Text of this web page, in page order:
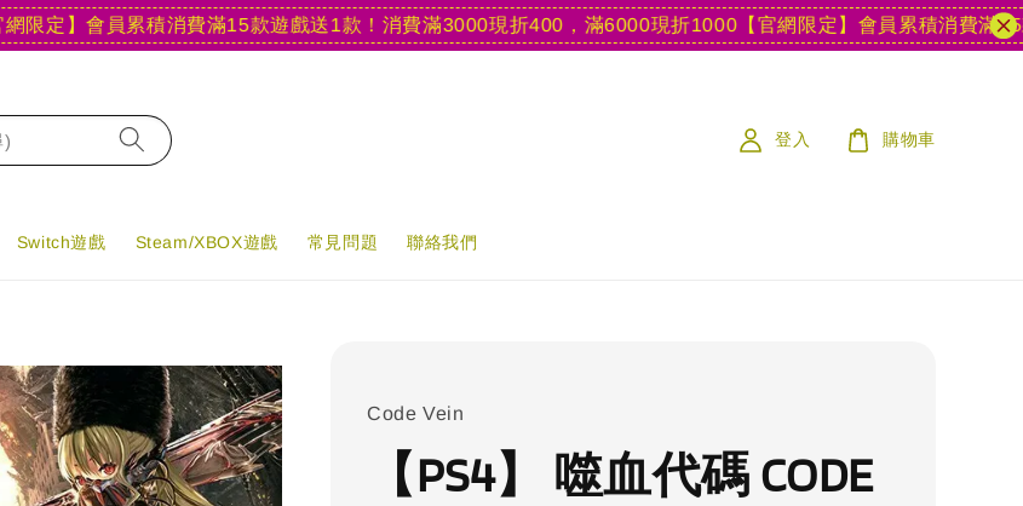
會員累積消費滿15款遊戲送1款！消費滿3000現折400，滿6000現折1000【官網限定】會員累積消費滿15款遊
)
Switch遊戲 Steam/XBOX遊戲 常見問題 聯絡我們
登入 購物車
Code Vein
【PS4】 噬血代碼 CODE